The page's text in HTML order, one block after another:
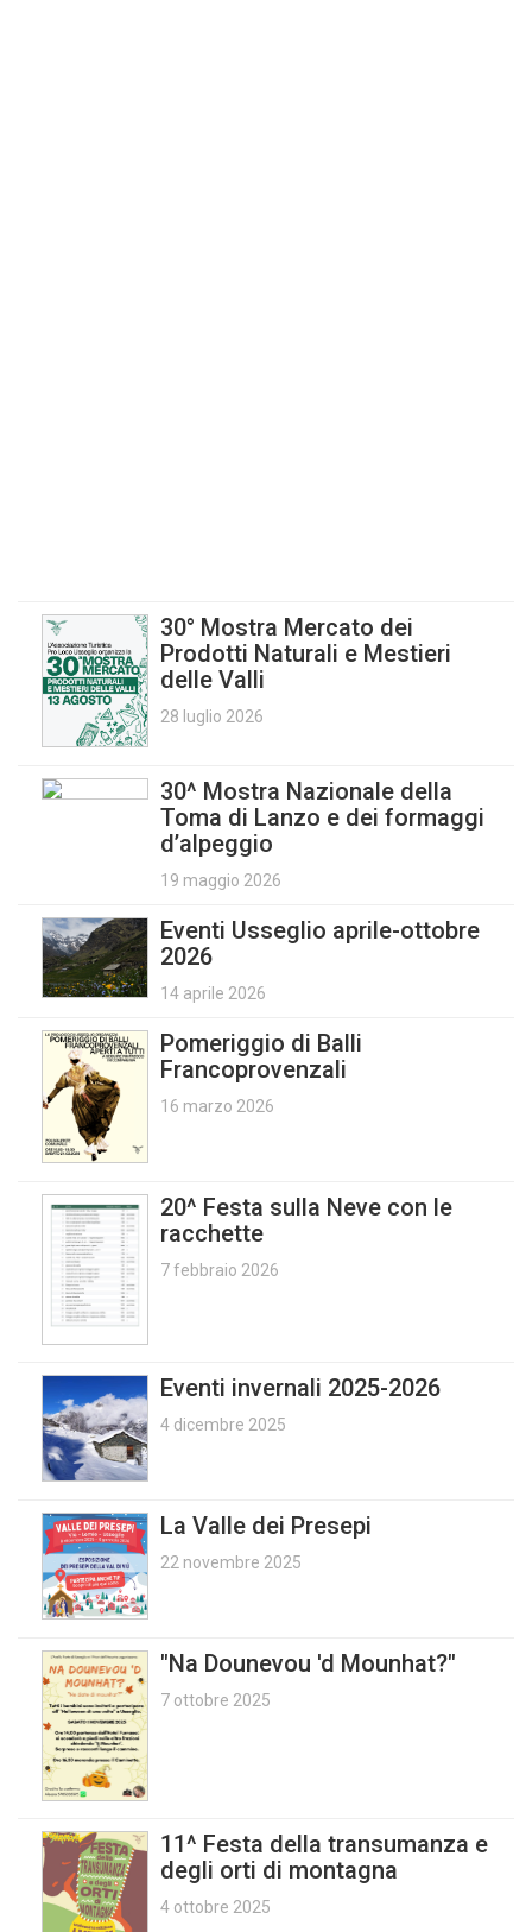
30° Mostra Mercato dei
Prodotti Naturali e Mestieri
delle Valli
28 luglio 2026
30^ Mostra Nazionale della
Toma di Lanzo e dei formaggi
d’alpeggio
19 maggio 2026
Eventi Usseglio aprile-ottobre
2026
14 aprile 2026
Pomeriggio di Balli
Francoprovenzali
16 marzo 2026
20^ Festa sulla Neve con le
racchette
7 febbraio 2026
Eventi invernali 2025-2026
4 dicembre 2025
La Valle dei Presepi
22 novembre 2025
"Na Dounevou 'd Mounhat?"
7 ottobre 2025
11^ Festa della transumanza e
degli orti di montagna
4 ottobre 2025